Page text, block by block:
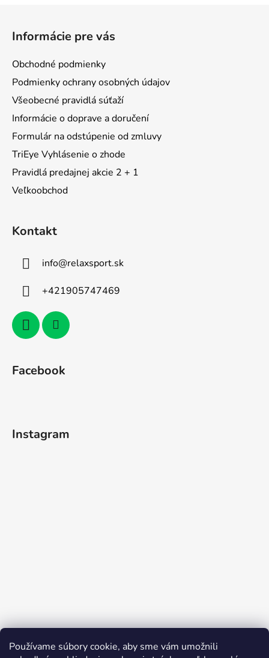
Používame súbory cookie, aby sme vám umožnili
Informácie pre vás
Obchodné podmienky
Podmienky ochrany osobných údajov
Všeobecné pravidlá súťaží
Informácie o doprave a doručení
Formulár na odstúpenie od zmluvy
TriEye Vyhlásenie o zhode
Pravidlá predajnej akcie 2 + 1
Veľkoobchod
Kontakt
info@relaxsport.sk
+421905747469
Facebook
Instagram
Sledovať na Instagrame